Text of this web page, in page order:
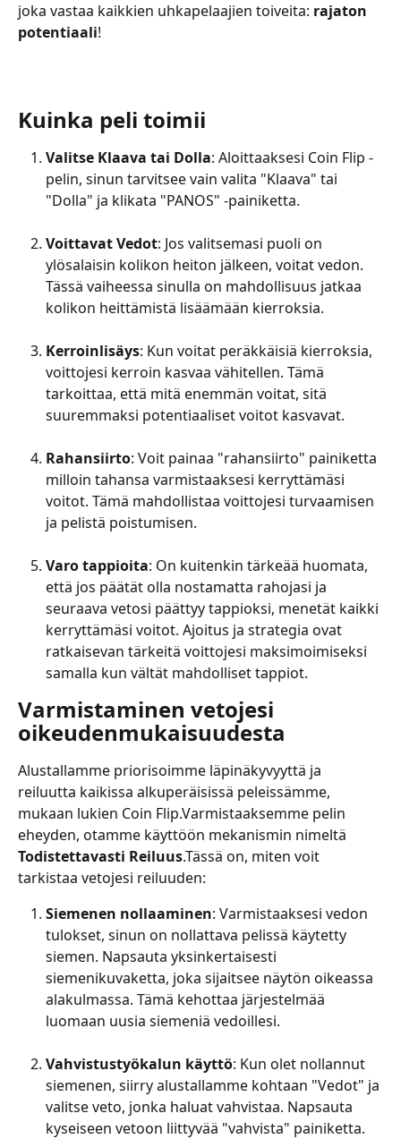
joka vastaa kaikkien uhkapelaajien toiveita: rajaton
potentiaali!
Kuinka peli toimii
Valitse Klaava tai Dolla: Aloittaaksesi Coin Flip -
pelin, sinun tarvitsee vain valita "Klaava" tai
"Dolla" ja klikata "PANOS" -painiketta.
Voittavat Vedot: Jos valitsemasi puoli on
ylösalaisin kolikon heiton jälkeen, voitat vedon.
Tässä vaiheessa sinulla on mahdollisuus jatkaa
kolikon heittämistä lisäämään kierroksia.
Kerroinlisäys: Kun voitat peräkkäisiä kierroksia,
voittojesi kerroin kasvaa vähitellen. Tämä
tarkoittaa, että mitä enemmän voitat, sitä
suuremmaksi potentiaaliset voitot kasvavat.
Rahansiirto: Voit painaa "rahansiirto" painiketta
milloin tahansa varmistaaksesi kerryttämäsi
voitot. Tämä mahdollistaa voittojesi turvaamisen
ja pelistä poistumisen.
Varo tappioita: On kuitenkin tärkeää huomata,
että jos päätät olla nostamatta rahojasi ja
seuraava vetosi päättyy tappioksi, menetät kaikki
kerryttämäsi voitot. Ajoitus ja strategia ovat
ratkaisevan tärkeitä voittojesi maksimoimiseksi
samalla kun vältät mahdolliset tappiot.
Varmistaminen vetojesi
oikeudenmukaisuudesta
Alustallamme priorisoimme läpinäkyvyyttä ja
reiluutta kaikissa alkuperäisissä peleissämme,
mukaan lukien Coin Flip.Varmistaaksemme pelin
eheyden, otamme käyttöön mekanismin nimeltä
Todistettavasti Reiluus.Tässä on, miten voit
tarkistaa vetojesi reiluuden:
Siemenen nollaaminen: Varmistaaksesi vedon
tulokset, sinun on nollattava pelissä käytetty
siemen. Napsauta yksinkertaisesti
siemenikuvaketta, joka sijaitsee näytön oikeassa
alakulmassa. Tämä kehottaa järjestelmää
luomaan uusia siemeniä vedoillesi.
Vahvistustyökalun käyttö: Kun olet nollannut
siemenen, siirry alustallamme kohtaan "Vedot" ja
valitse veto, jonka haluat vahvistaa. Napsauta
kyseiseen vetoon liittyvää "vahvista" painiketta.